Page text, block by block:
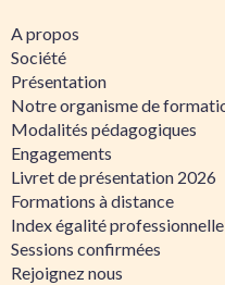
A propos
Société
Présentation
Notre organisme de
Modalités pédagogiques
Engagements
Livret de présentation 2026
Formations à distance
Index égalité
Sessions confirmées
Rejoignez nous